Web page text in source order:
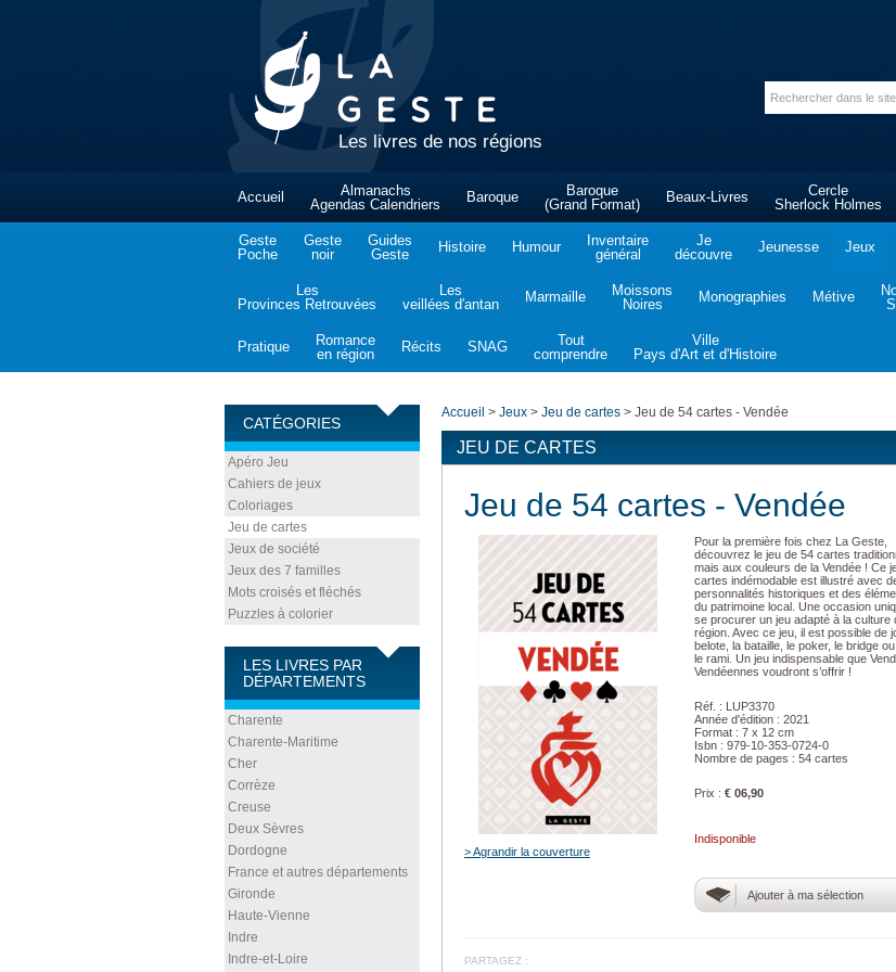
Les livres de nos régions
Accueil
Almanachs
Agendas Calendriers
Baroque
Baroque
(Grand Format)
Beaux-Livres
Cercle
Sherlock Holmes
Geste
Poche
Geste
noir
Guides
Geste
Histoire Humour
Inventaire
général
Je
découvre
Jeunesse Jeux
Les
Provinces Retrouvées
Les
veillées d'antan
Marmaille
Moissons
Noires
Monographies Métive
Pratique
Romance
en région
Récits SNAG
Tout
comprendre
Ville
Pays d'Art et d'Histoire
CATÉGORIES
Apéro Jeu
Cahiers de jeux
Coloriages
Jeu de cartes
Jeux de société
Jeux des 7 familles
Mots croisés et fléchés
Puzzles à colorier
LES LIVRES PAR
DÉPARTEMENTS
Charente
Charente-Maritime
Cher
Corrèze
Creuse
Deux Sèvres
Dordogne
France et autres départements
Gironde
Haute-Vienne
Indre
Indre-et-Loire
Accueil > Jeux > Jeu de cartes > Jeu de 54 cartes - Vendée
JEU DE CARTES
Jeu de 54 cartes - Vendée
> Agrandir la couverture
Pour la première fois chez La Geste,
découvrez le jeu de 54 cartes
mais aux couleurs de la Vendée ! Ce
cartes indémodable est illustré avec
personnalités historiques et des
du patrimoine local. Une occasion
se procurer un jeu adapté à la culture
région. Avec ce jeu, il est possible de
belote, la bataille, le poker, le bridge
le rami. Un jeu indispensable que
Vendéennes voudront s’offrir !
Réf. : LUP3370
Année d'édition : 2021
Format : 7 x 12 cm
Isbn : 979-10-353-0724-0
Nombre de pages : 54 cartes
Prix : € 06,90
Indisponible
Ajouter à ma sélection
PARTAGEZ :